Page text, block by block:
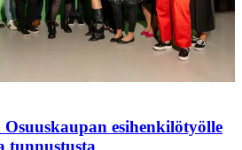
esihenkilötyölle
tunnustusta